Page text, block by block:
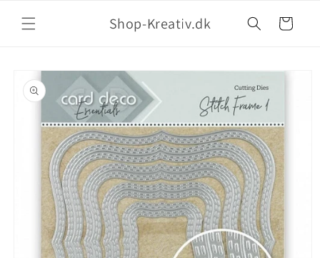
Shop-Kreativ.dk Indkøbskurv